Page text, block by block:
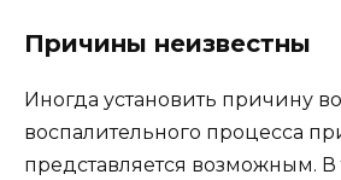
Причины неизвестны
Иногда установить причину
воспалительного процесса
представляется возможным. В